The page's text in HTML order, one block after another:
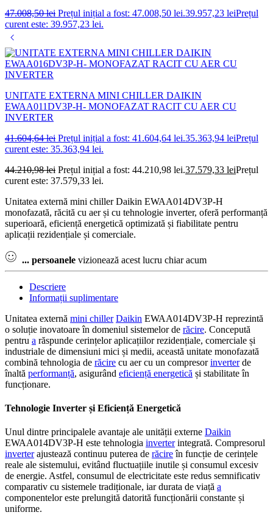
47.008,50lei Prețul inițial a fost: 47.008,50 lei.39.957,23 leiPrețul
curent este: 39.957,23 lei.
UNITATE EXTERNA MINI CHILLER DAIKIN
EWAA011DV3P-H- MONOFAZAT RACIT CU AER CU
INVERTER
41.604,64lei Prețul inițial a fost: 41.604,64 lei.35.363,94 leiPrețul
curent este: 35.363,94 lei.
44.210,98lei Prețul inițial a fost: 44.210,98 lei.37.579,33 leiPrețul
curent este: 37.579,33 lei.
Unitatea externă mini chiller Daikin EWAA014DV3P-H
monofazată, răcită cu aer și cu tehnologie inverter, oferă performanță
superioară, eficiență energetică optimizată și fiabilitate pentru
aplicații rezidențiale și comerciale.
... persoanele vizionează acest lucru chiar acum
Descriere
Informații suplimentare
Unitatea externă mini chiller Daikin EWAA014DV3P-H reprezintă
o soluție inovatoare în domeniul sistemelor de răcire. Concepută
pentru a răspunde cerințelor aplicațiilor rezidențiale, comerciale și
industriale de dimensiuni mici și medii, această unitate monofazată
combină tehnologia de răcire cu aer cu un compresorinverterde
înaltă performanță, asigurând eficiență energetică și stabilitate în
funcționare.
Tehnologie Inverter și Eficiență Energetică
Unul dintre principalele avantaje ale unității externe Daikin
EWAA014DV3P-H este tehnologia inverterintegrată. Compresorul
inverterajustează continuu puterea de răcireîn funcție de cerințele
reale ale sistemului, evitând fluctuațiile inutile și consumul excesiv
de energie. Astfel, consumul de electricitate este redus semnificativ
comparativ cu sistemele tradiționale, iar durata de viață a
componentelor este prelungită datorită funcționării constante și
uniforme.